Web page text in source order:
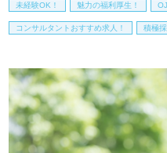
未経験OK！ 魅力の福利厚生！
コンサルタントおすすめ求人！ 積極